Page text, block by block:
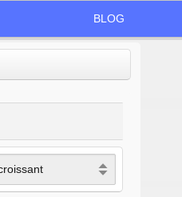
BLOG